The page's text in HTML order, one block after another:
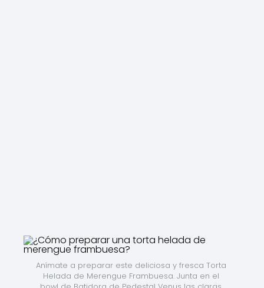
Anímate a preparar este deliciosa y fresca Torta
Helada de Merengue Frambuesa. Junta en el